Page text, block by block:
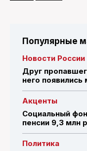
Популярные
Новости России
Друг
него
Акценты
Социальный
пенсии 9,3 млн
Политика